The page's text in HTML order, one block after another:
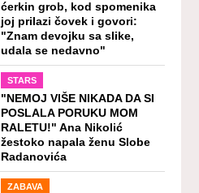
ćerkin grob, kod spomenika
joj prilazi čovek i govori:
"Znam devojku sa slike,
udala se nedavno"
STARS
"NEMOJ VIŠE NIKADA DA SI
POSLALA PORUKU MOM
RALETU!" Ana Nikolić
žestoko napala ženu Slobe
Radanovića
ZABAVA